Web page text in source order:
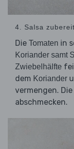
4. Salsa
Die Tomaten in
Koriander samt
Zwiebelhälfte
dem Koriander
vermengen. Die
abschmecken.